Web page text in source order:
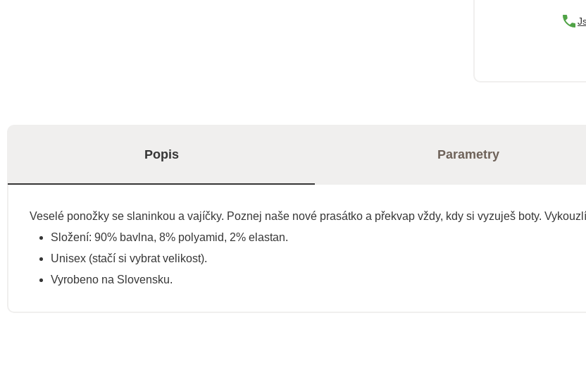
Popis Parametry
Veselé ponožky se slaninkou a vajíčky. Poznej naše nové prasátko a překvap vždy, kdy si vyzuješ boty.
Složení: 90% bavlna, 8% polyamid, 2% elastan.
Unisex (stačí si vybrat velikost).
Vyrobeno na Slovensku.